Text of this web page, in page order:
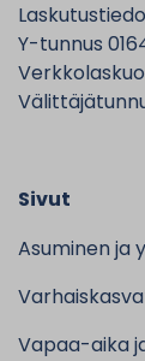
Y-tunnus
Sivut
Asuminen ja
Vapaa-aika